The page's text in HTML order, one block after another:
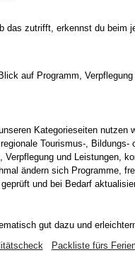
das zutrifft, erkennst du beim
auf Programm,
Kategorieseiten nutzen
Tourismus-, Bildungs-
und Leistungen,
ändern sich Programme,
und bei Bedarf
gut dazu und
Packliste fürs